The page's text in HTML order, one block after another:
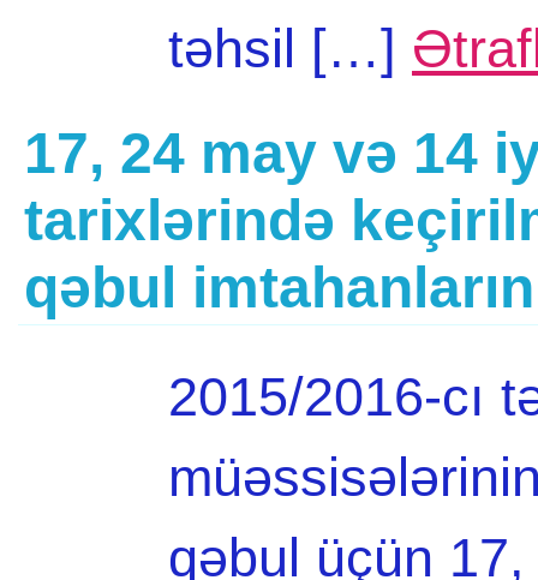
təhsil […]
17, 24 may və 14
tarixlərində
qəbul
2015/2016-cı
qəbul üçün